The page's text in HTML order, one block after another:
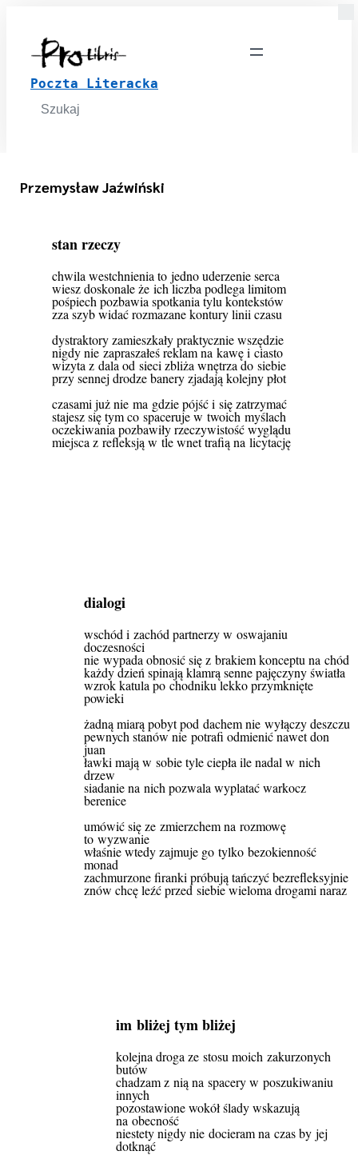
Poczta Literacka
Search
for:
Przemysław Jaźwiński
stan rzeczy
chwila westchnienia to jedno uderzenie serca
wiesz doskonale że ich liczba podlega limitom
pośpiech pozbawia spotkania tylu kontekstów
zza szyb widać rozmazane kontury linii czasu
dystraktory zamieszkały praktycznie wszędzie
nigdy nie zapraszałeś reklam na kawę i ciasto
wizyta z dala od sieci zbliża wnętrza do siebie
przy sennej drodze banery zjadają kolejny płot
czasami już nie ma gdzie pójść i się zatrzymać
stajesz się tym co spaceruje w twoich myślach
oczekiwania pozbawiły rzeczywistość wyglądu
miejsca z refleksją w tle wnet trafią na licytację
dialogi
wschód i zachód partnerzy w oswajaniu
doczesności
nie wypada obnosić się z brakiem konceptu na chód
każdy dzień spinają klamrą senne pajęczyny światła
wzrok katula po chodniku lekko przymknięte
powieki
żadną miarą pobyt pod dachem nie wyłączy deszczu
pewnych stanów nie potrafi odmienić nawet don
juan
ławki mają w sobie tyle ciepła ile nadal w nich
drzew
siadanie na nich pozwala wyplatać warkocz
berenice
umówić się ze zmierzchem na rozmowę
to wyzwanie
właśnie wtedy zajmuje go tylko bezokienność
monad
zachmurzone firanki próbują tańczyć bezrefleksyjnie
znów chcę leźć przed siebie wieloma drogami naraz
im bliżej tym bliżej
kolejna droga ze stosu moich zakurzonych
butów
chadzam z nią na spacery w poszukiwaniu
innych
pozostawione wokół ślady wskazują
na obecność
niestety nigdy nie docieram na czas by jej
dotknąć